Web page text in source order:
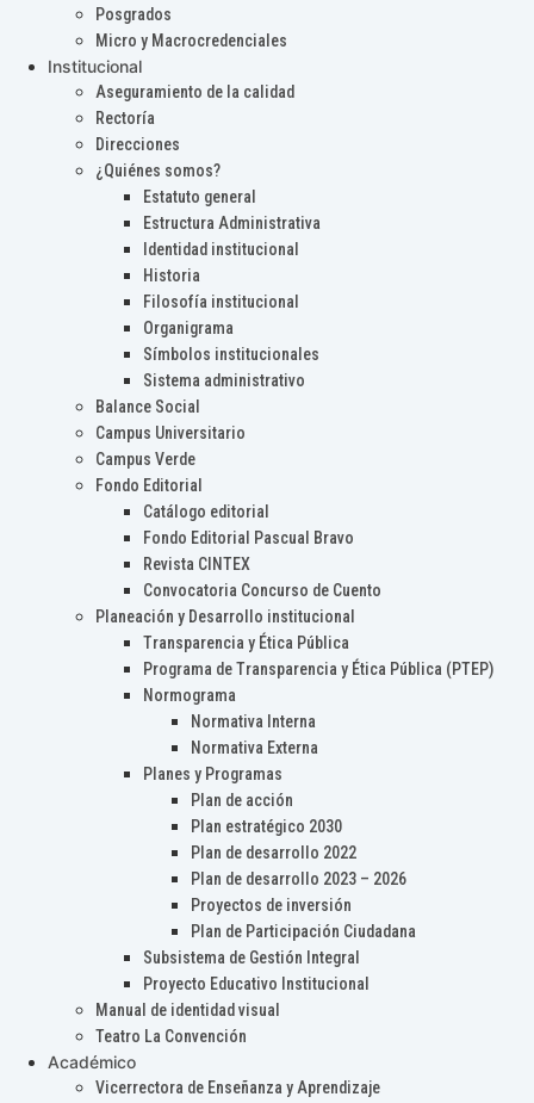
Posgrados
Micro y Macrocredenciales
Institucional
Aseguramiento de la calidad
Rectoría
Direcciones
¿Quiénes somos?
Estatuto general
Estructura Administrativa
Identidad institucional
Historia
Filosofía institucional
Organigrama
Símbolos institucionales
Sistema administrativo
Balance Social
Campus Universitario
Campus Verde
Fondo Editorial
Catálogo editorial
Fondo Editorial Pascual Bravo
Revista CINTEX
Convocatoria Concurso de Cuento
Planeación y Desarrollo institucional
Transparencia y Ética Pública
Programa de Transparencia y Ética Pública (PTEP)
Normograma
Normativa Interna
Normativa Externa
Planes y Programas
Plan de acción
Plan estratégico 2030
Plan de desarrollo 2022
Plan de desarrollo 2023 – 2026
Proyectos de inversión
Plan de Participación Ciudadana
Subsistema de Gestión Integral
Proyecto Educativo Institucional
Manual de identidad visual
Teatro La Convención
Académico
Vicerrectora de Enseñanza y Aprendizaje